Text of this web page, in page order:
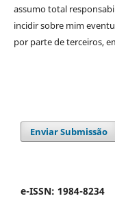
assumo total
incidir sobre mim
por parte de terceiros,
Enviar Submissão
e-ISSN: 1984-8234